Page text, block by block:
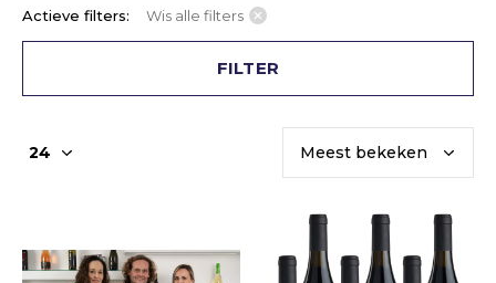
Actieve filters: Wis alle filters
FILTER